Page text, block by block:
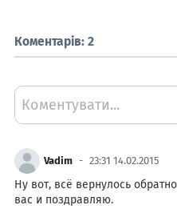
Коментарів: 2
Коментувати...
Vadim 23:31 14.02.2015
Ну вот, всё вернулось
вас и поздравляю.